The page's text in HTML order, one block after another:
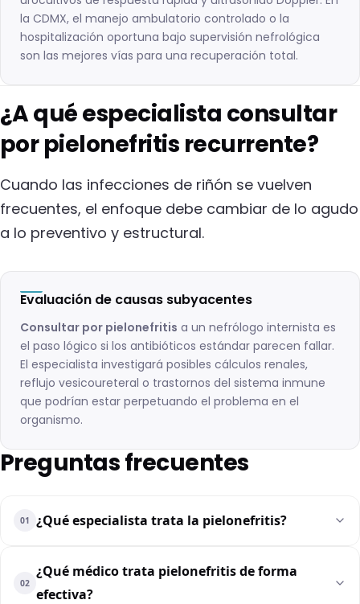
la CDMX, el manejo ambulatorio controlado o la
hospitalización oportuna bajo supervisión nefrológica
son las mejores vías para una recuperación total.
¿A qué especialista consultar
por pielonefritis recurrente?
Cuando las infecciones de riñón se vuelven
frecuentes, el enfoque debe cambiar de lo agudo
a lo preventivo y estructural.
Evaluación de causas subyacentes
Consultar por pielonefritis a un nefrólogo internista es
el paso lógico si los antibióticos estándar parecen fallar.
El especialista investigará posibles cálculos renales,
reflujo vesicoureteral o trastornos del sistema inmune
que podrían estar perpetuando el problema en el
organismo.
Preguntas frecuentes
01 ¿Qué especialista trata la pielonefritis?
02
¿Qué médico trata pielonefritis de forma
efectiva?